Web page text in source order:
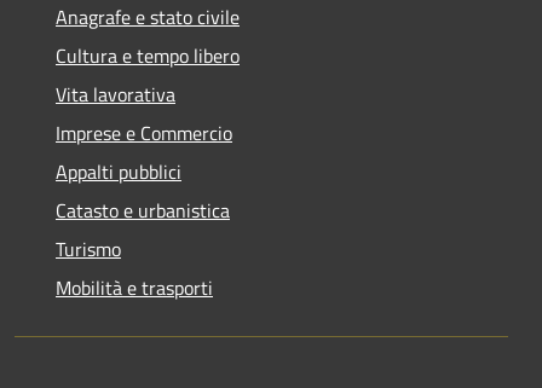
Anagrafe e stato civile
Cultura e tempo libero
Vita lavorativa
Imprese e Commercio
Appalti pubblici
Catasto e urbanistica
Turismo
Mobilità e trasporti